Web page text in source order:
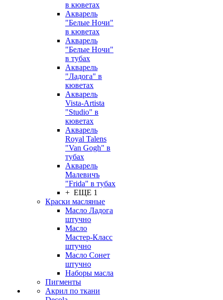
в кюветах
Акварель
"Белые Ночи"
в кюветах
Акварель
"Белые Ночи"
в тубах
Акварель
"Ладога" в
кюветах
Акварель
Vista-Artista
"Studio" в
кюветах
Акварель
Royal Talens
"Van Gogh" в
тубах
Акварель
Малевичъ
"Frida" в тубах
+ ЕЩЕ 1
Краски масляные
Масло Ладога
штучно
Масло
Мастер-Класс
штучно
Масло Сонет
штучно
Наборы масла
Пигменты
Акрил по ткани